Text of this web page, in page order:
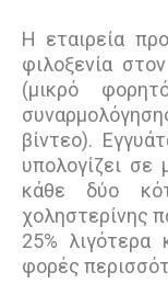
Η εταιρεία
φιλοξενία
(μικρό
βίντεο).
υπολογίζει σε
κάθε δύο
χοληστερίνης
25%
φορές